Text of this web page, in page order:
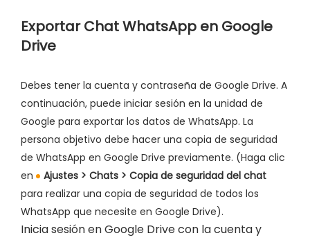
Exportar Chat WhatsApp en Google
Drive
Debes tener la cuenta y contraseña de Google Drive. A
continuación, puede iniciar sesión en la unidad de
Google para exportar los datos de WhatsApp. La
persona objetivo debe hacer una copia de seguridad
de WhatsApp en Google Drive previamente. (Haga clic
en
Ajustes > Chats > Copia de seguridad del chat
para realizar una copia de seguridad de todos los
WhatsApp que necesite en Google Drive).
Inicia sesión en Google Drive con la cuenta y